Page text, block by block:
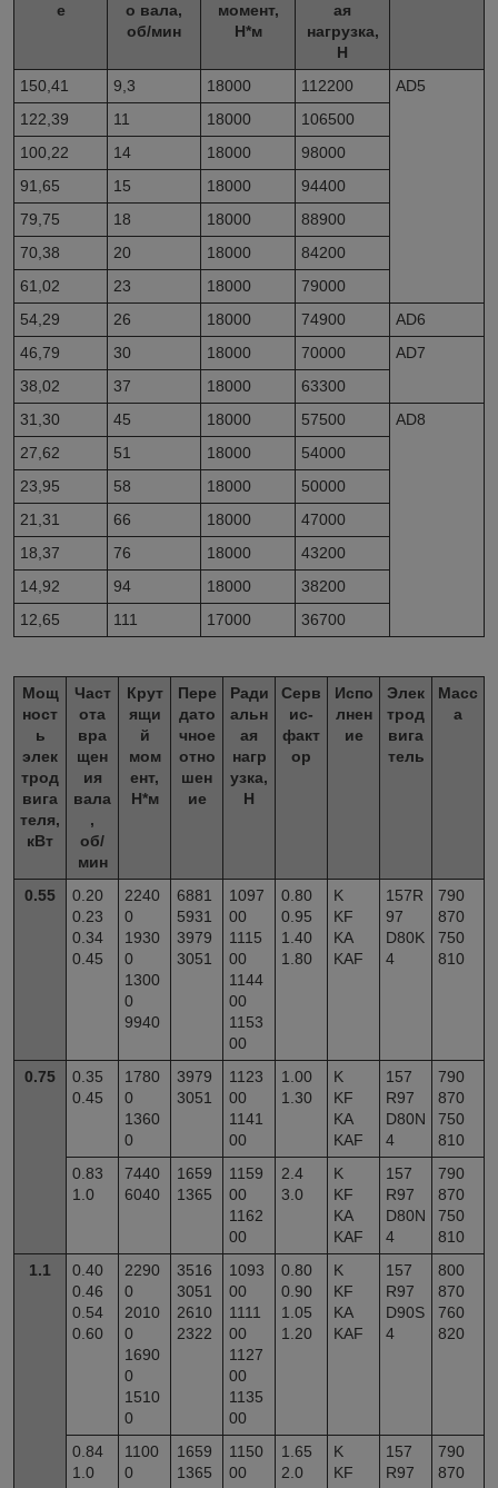
е
о вала,
об/мин
момент,
Н*м
ая
нагрузка,
Н
150,41 9,3 18000 112200 AD5
122,39
11 18000
106500
100,22
14 18000
98000
91,65
15 18000
94400
79,75
18 18000
88900
70,38
20 18000
84200
61,02
23 18000
79000
54,29
26 18000 74900 AD6
46,79
30 18000 70000 AD7
38,02
37 18000
63300
31,30
45 18000 57500 AD8
27,62
51 18000
54000
23,95
58 18000
50000
21,31
66 18000
47000
18,37
76 18000
43200
14,92
94 18000
38200
12,65
111 17000 36700
Мощ
ност
ь
элек
трод
вига
теля,
кВт
Част
ота
вра
щен
ия
вала
,
об/
мин
Крут
ящи
й
мом
ент,
Н*м
Пере
дато
чное
отно
шен
ие
Ради
альн
ая
нагр
узка,
Н
Серв
ис-
факт
ор
Испо
лнен
ие
Элек
трод
вига
тель
Масс
а
0.55
0.20
0.23
0.34
0.45
2240
0
1930
0
1300
0
9940
6881
5931
3979
3051
1097
00
1115
00
1144
00
1153
00
0.80
0.95
1.40
1.80
K
KF
KA
KAF
157R
97
D80K
4
790
870
750
810
0.75
0.35
0.45
1780
0
1360
0
3979
3051
1123
00
1141
00
1.00
1.30
K
KF
KA
KAF
157
R97
D80N
4
790
870
750
810
0.83
1.0
7440
6040
1659
1365
1159
00
1162
00
2.4
3.0
K
KF
KA
KAF
157
R97
D80N
4
790
870
750
810
1.1
0.40
0.46
0.54
0.60
2290
0
2010
0
1690
0
1510
0
3516
3051
2610
2322
1093
00
1111
00
1127
00
1135
00
0.80
0.90
1.05
1.20
K
KF
KA
KAF
157
R97
D90S
4
800
870
760
820
0.84
1.0
1100
0
1659
1365
1150
00
1.65
2.0
K
KF
157
R97
790
870